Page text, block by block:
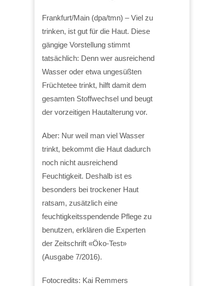
Frankfurt/Main (dpa/tmn) – Viel zu
trinken, ist gut für die Haut. Diese
gängige Vorstellung stimmt
tatsächlich: Denn wer ausreichend
Wasser oder etwa ungesüßten
Früchtetee trinkt, hilft damit dem
gesamten Stoffwechsel und beugt
der vorzeitigen Hautalterung vor.
Aber: Nur weil man viel Wasser
trinkt, bekommt die Haut dadurch
noch nicht ausreichend
Feuchtigkeit. Deshalb ist es
besonders bei trockener Haut
ratsam, zusätzlich eine
feuchtigkeitsspendende Pflege zu
benutzen, erklären die Experten
der Zeitschrift «Öko-Test»
(Ausgabe 7/2016).
Fotocredits: Kai Remmers